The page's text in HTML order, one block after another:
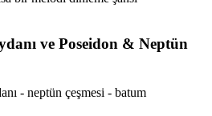
ve Poseidon & Neptün